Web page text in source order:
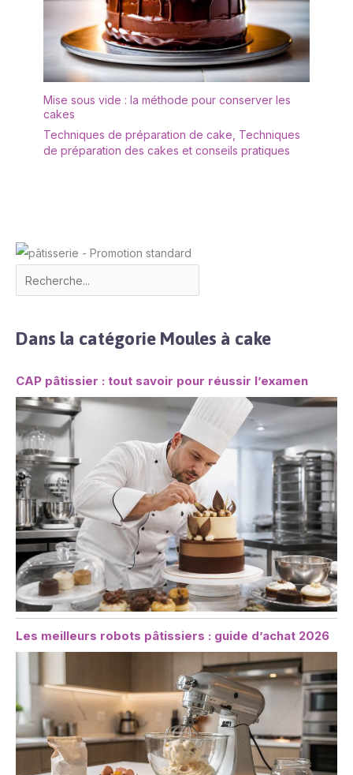
Mise sous vide : la méthode pour conserver les
cakes
Techniques de préparation de cake Techniques
de préparation des cakes et conseils pratiques
Dans la catégorie Moules à cake
CAP pâtissier : tout savoir pour réussir l’examen
Les meilleurs robots pâtissiers : guide d’achat 2026